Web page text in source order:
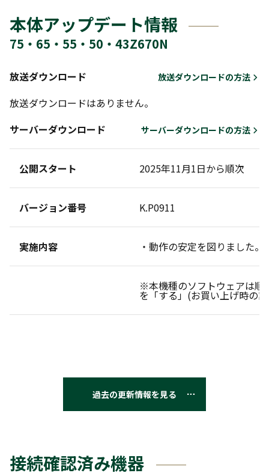
本体アップデート情報
75・65・55・50・43Z670N
放送ダウンロード 放送ダウンロードの方法
放送ダウンロードはありません。
サーバーダウンロード
サーバーダウンロードの方法
公開スタート 2025年11月1日から順次
バージョン番号 K.P0911
実施内容 ・動作の安定を図りました。
※本機種のソフトウェアは順
を「する」(お買い上げ時の
過去の更新情報を見る
接続確認済み機器